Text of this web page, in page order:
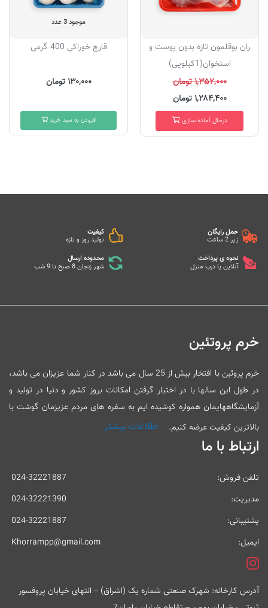
ران بوقلمون تازه بدون پوست و
استخوان(1کیلویی)
۱,۳۵۲,۰۰۰ تومان
۱,۲۸۴,۴۰۰ تومان
درحال آماده سازی
موجود 3 عدد
قارچ خوراکی 400 گرمی
۱۳۰,۰۰۰ تومان
افزودن به سبد خرید
حمل رایگان
زیر 2 ساعت
کیفیت
تولید روز و تازه
نحوه ی پرداخت
آنلاین یا درب منزل
محدوده ارسال
شهر زنجان 8 صبح تا 9 شب
خرم پروتئین
خرم پروئین با افتخار بیش از 25 سال می باشد در کنار شما عزیزان می باشد،
در طول این سالها با در اختیار گرفتن امکانات بروز کشور و دنیا در تولید و
آزمایشگاههایمان همواره کوشیده ایم به سفره های مردم عزیزمان گوشت با
بالاترین کیفیت عرضه کنیم.
اطلاعات بیشتر
ارتباط با ما
تلفن فروش:
024-32221887
مدیریت:
024-32221390
پشتیبانی:
024-32221887
ایمیل:
Khorrampp@gmail.com
آدرس کارخانه: شهرک صنعتی شماره یک (اشراق) – انتهای خیابان پروفسور